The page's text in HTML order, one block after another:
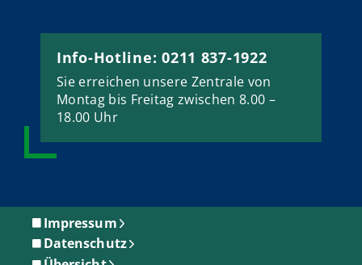
Info-Hotline: 0211 837-1922
Sie erreichen unsere Zentrale von
Montag bis Freitag zwischen 8.00 –
18.00 Uhr
Impressum
Datenschutz